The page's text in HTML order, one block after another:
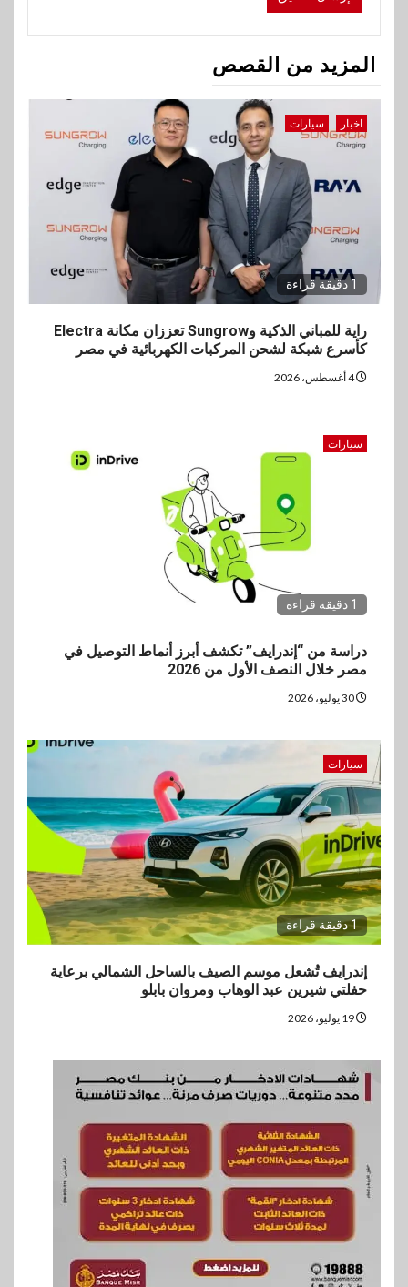
المزيد من القصص
اخبار سيارات
1 دقيقة قراءة
راية للمباني الذكية وSungrow تعززان مكانة Electra
كأسرع شبكة لشحن المركبات الكهربائية في مصر
4 أغسطس، 2026
سيارات
1 دقيقة قراءة
دراسة من “إندرايف” تكشف أبرز أنماط التوصيل في
مصر خلال النصف الأول من 2026
سيارات
1 دقيقة قراءة
إندرايف تُشعل موسم الصيف بالساحل الشمالي برعاية
حفلتي شيرين عبد الوهاب ومروان بابلو